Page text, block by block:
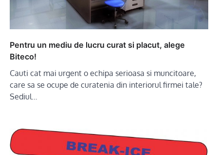
Pentru un mediu de lucru curat si placut, alege
Biteco!
Cauti cat mai urgent o echipa serioasa si muncitoare,
care sa se ocupe de curatenia din interiorul firmei tale?
Sediul…